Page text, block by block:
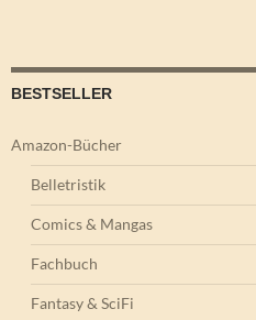
BESTSELLER
Amazon-Bücher
Belletristik
Comics & Mangas
Fachbuch
Fantasy & SciFi